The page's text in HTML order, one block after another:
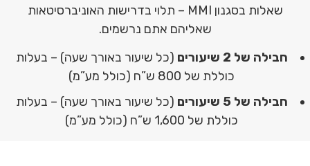
שאלות בסגנון MMI – תלוי בדרישות האוניברסיטאות
שאליהם אתם נרשמים.
חבילה של 2 שיעורים
(כל שיעור באורך שעה) – בעלות
כוללת של 800 ש”ח (כולל מע”מ)
חבילה של 5 שיעורים
(כל שיעור באורך שעה) – בעלות
כוללת של 1,600 ש”ח (כולל מע”מ)